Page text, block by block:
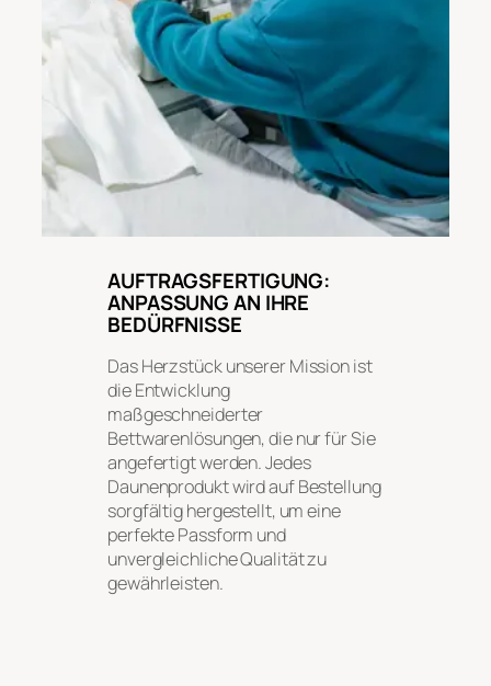
AUFTRAGSFERTIGUNG:
ANPASSUNG AN IHRE
BEDÜRFNISSE
Das Herzstück unserer Mission ist
die Entwicklung
maßgeschneiderter
Bettwarenlösungen, die nur für Sie
angefertigt werden. Jedes
Daunenprodukt wird auf Bestellung
sorgfältig hergestellt, um eine
perfekte Passform und
unvergleichliche Qualität zu
gewährleisten.